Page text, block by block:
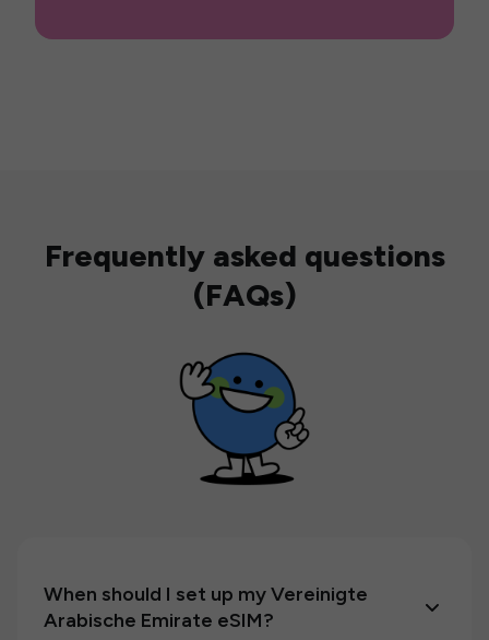
Frequently asked questions
(FAQs)
When should I set up my Vereinigte
Arabische Emirate eSIM?